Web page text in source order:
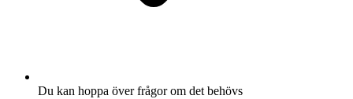
Du kan hoppa över frågor om det behövs